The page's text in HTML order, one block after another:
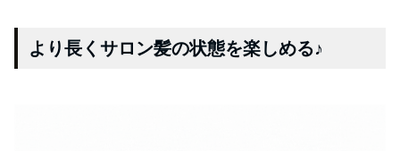
より長くサロン髪の状態を楽しめる♪